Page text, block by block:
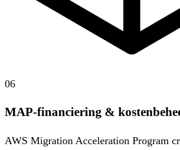
06
MAP-financiering &
AWS Migration Acceleration Program